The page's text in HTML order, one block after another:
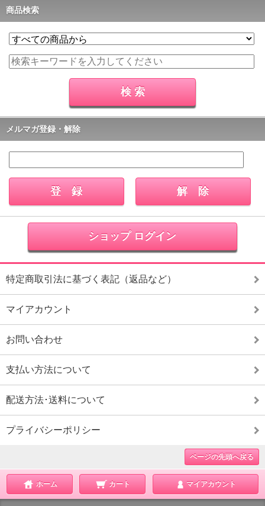
商品検索
メルマガ登録・解除
ショップ ログイン
特定商取引法に基づく表記（返品など）
マイアカウント
お問い合わせ
支払い方法について
配送方法･送料について
プライバシーポリシー
ページの先頭へ戻る
ホーム カート マイアカウント